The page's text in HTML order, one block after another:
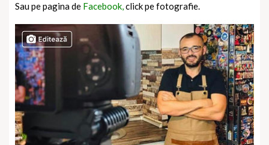
Sau pe pagina de Facebook,click pe fotografie.